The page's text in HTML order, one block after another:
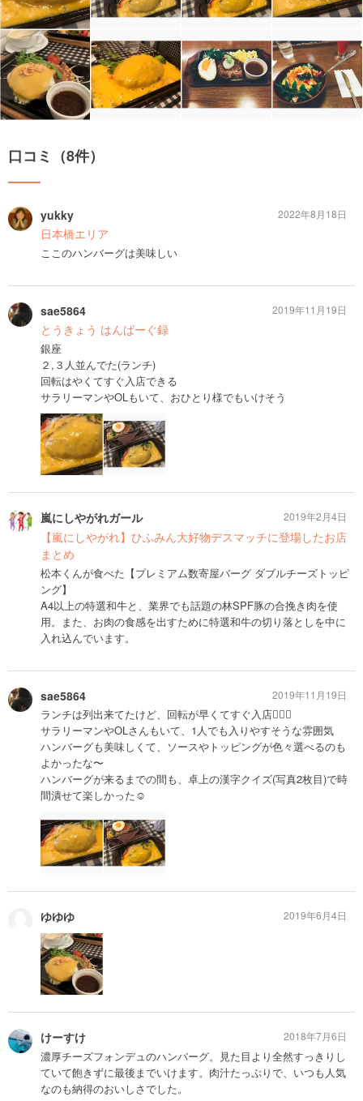
口コミ（8件）
yukky
日本橋エリア
ここのハンバーグは美味しい
2022年8月18日
sae5864
とうきょう はんばーぐ録
銀座
２,３人並んでた(ランチ)
回転はやくてすぐ入店できる
サラリーマンやOLもいて、おひとり様でもいけそう
2019年11月19日
嵐にしやがれガール
【嵐にしやがれ】ひふみん大好物デスマッチに登場したお店
まとめ
松本くんが食べた【プレミアム数寄屋バーグ ダブルチーズトッピ
ング】
A4以上の特選和牛と、業界でも話題の林SPF豚の合挽き肉を使
用。また、お肉の食感を出すために特選和牛の切り落としを中に
入れ込んでいます。
2019年2月4日
sae5864
ランチは列出来てたけど、回転が早くてすぐ入店🙆🏻‍♀️
サラリーマンやOLさんもいて、1人でも入りやすそうな雰囲気
ハンバーグも美味しくて、ソースやトッピングが色々選べるのも
よかったな〜
ハンバーグが来るまでの間も、卓上の漢字クイズ(写真2枚目)で時
間潰せて楽しかった☺️
2019年11月19日
ゆゆゆ 2019年6月4日
けーすけ
濃厚チーズフォンデュのハンバーグ。見た目より全然すっきりし
ていて飽きずに最後までいけます。肉汁たっぷりで、いつも人気
なのも納得のおいしさでした。
2018年7月6日